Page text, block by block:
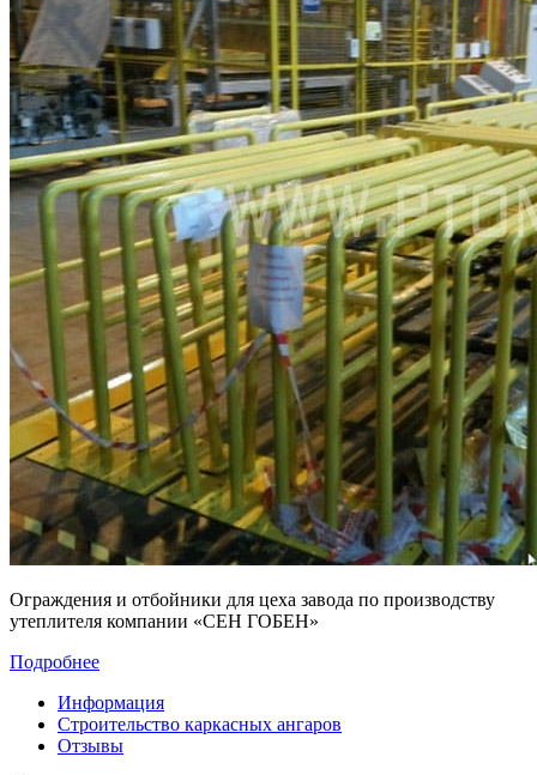
Ограждения и отбойники для цеха завода по производству
утеплителя компании «СЕН ГОБЕН»
Подробнее
Информация
Строительство каркасных ангаров
Отзывы